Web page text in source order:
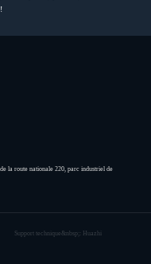
la route nationale 220, parc industriel de
Support technique&nbsp;: Huazhi